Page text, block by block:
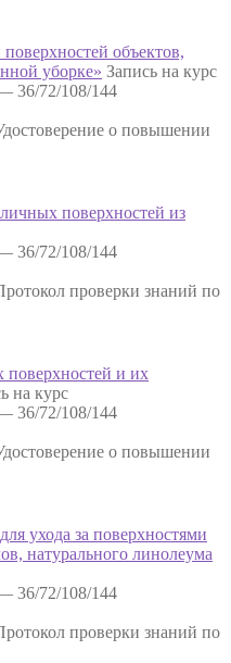
объектов,
уборке» Запись на курс
— 36/72/108/144
о повышении
поверхностей из
— 36/72/108/144
проверки знаний по
поверхностей и их
на курс
— 36/72/108/144
о повышении
ухода за поверхностями
натурального линолеума
— 36/72/108/144
проверки знаний по